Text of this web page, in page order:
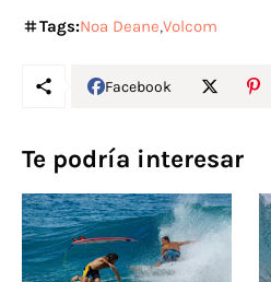
Tags:Noa Deane Volcom
Facebook
Te podría interesar